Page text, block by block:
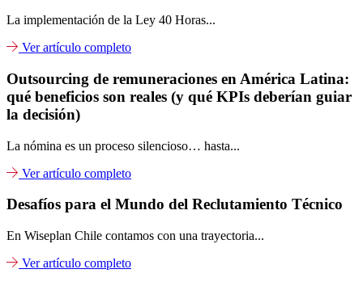
La implementación de la Ley 40 Horas...
Ver artículo completo
Outsourcing de remuneraciones en América Latina:
qué beneficios son reales (y qué KPIs deberían guiar
la decisión)
La nómina es un proceso silencioso… hasta...
Ver artículo completo
Desafíos para el Mundo del Reclutamiento Técnico
En Wiseplan Chile contamos con una trayectoria...
Ver artículo completo